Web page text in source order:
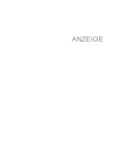
ANZEIGE